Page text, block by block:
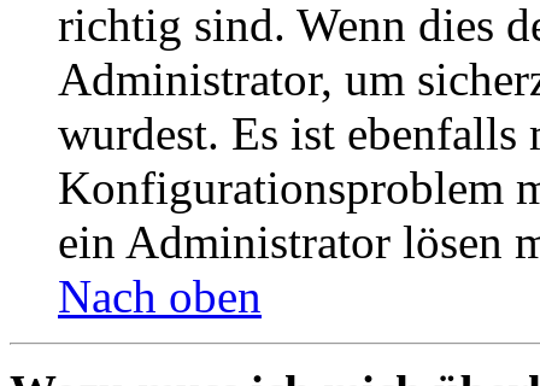
richtig sind. Wenn dies
Administrator, um
wurdest. Es ist ebenfalls
Konfigurationsproblem
ein Administrator lösen
Nach oben